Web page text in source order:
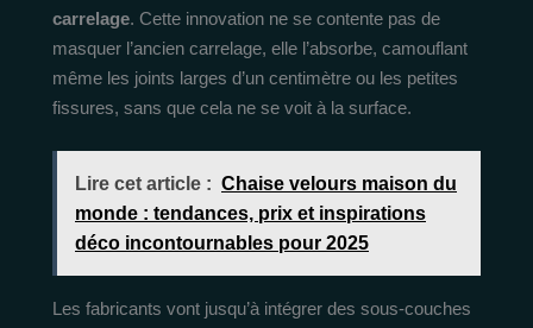
carrelage. Cette innovation ne se contente pas de
masquer l’ancien carrelage, elle l’absorbe, camouflant
même les joints larges d’un centimètre ou les petites
fissures, sans que cela ne se voit à la surface.
Lire cet article : Chaise velours maison du
monde : tendances, prix et inspirations
déco incontournables pour 2025
Les fabricants vont jusqu’à intégrer des sous-couches